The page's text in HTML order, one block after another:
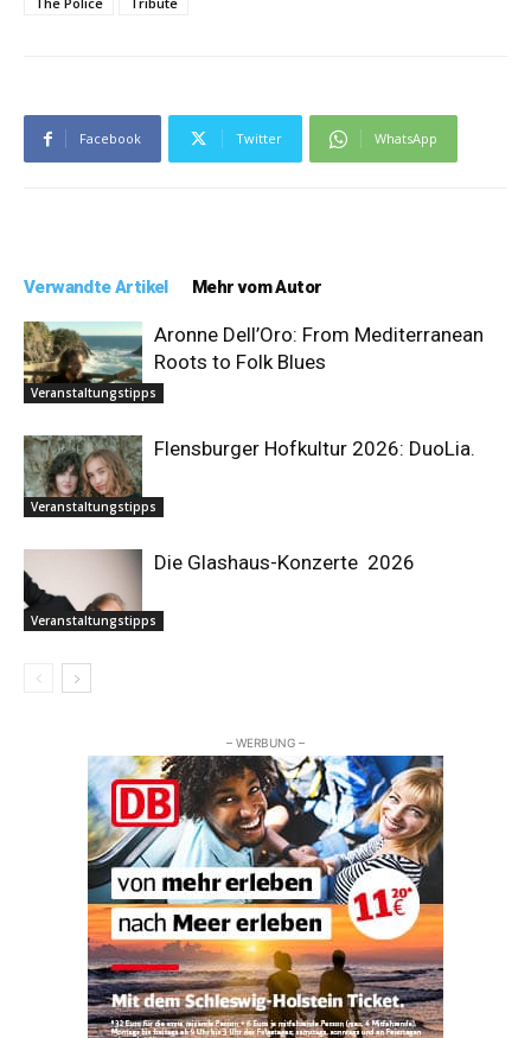
Facebook Twitter WhatsApp
Verwandte Artikel Mehr vom Autor
Veranstaltungstipps
Aronne Dell’Oro: From Mediterranean
Roots to Folk Blues
Veranstaltungstipps
Flensburger Hofkultur 2026: DuoLia.
Veranstaltungstipps
Die Glashaus-Konzerte 2026
– WERBUNG –